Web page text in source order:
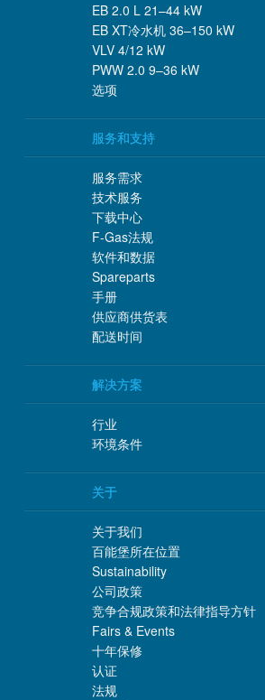
EB 2.0 L 21–44 kW
EB XT冷水机 36–150 kW
VLV 4/12 kW
PWW 2.0 9–36 kW
选项
服务和支持
服务需求
技术服务
下载中心
F-Gas法规
软件和数据
Spareparts
手册
供应商供货表
配送时间
解决方案
行业
环境条件
关于
关于我们
百能堡所在位置
Sustainability
公司政策
竞争合规政策和法律指导方针
Fairs & Events
十年保修
认证
法规